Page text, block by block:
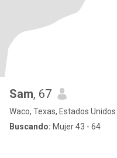
Sam, 67
Waco, Texas, Estados Unidos
Buscando: Mujer 43 - 64